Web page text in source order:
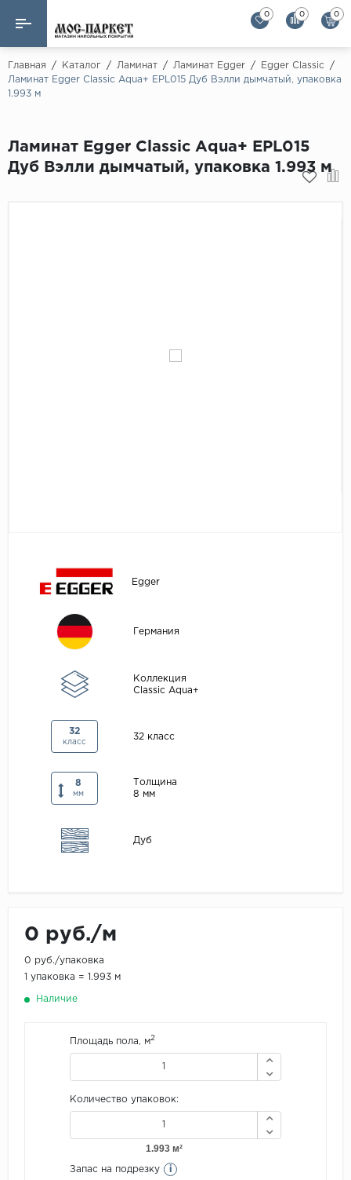
Назад
Ламинат
Назад
Alloc
Alpine Floor
Паркетная доска
0 0 0
Главная / Каталог / Ламинат / Ламинат Egger / Egger Classic
/
Ламинат Egger Classic Aqua+ EPL015 Дуб Вэлли дымчатый, упаковка
1.993 м
Ламинат Egger Classic Aqua+ EPL015
Дуб Вэлли дымчатый, упаковка 1.993 м
Egger
Германия
Коллекция
Classic Aqua+
32
класс
32 класс
8
мм
Толщина
8 мм
Дуб
0 руб./м
0 руб./упаковка
1 упаковка = 1.993 м
Наличие
Площадь пола, м2
Количество упаковок:
Запас на подрезку i